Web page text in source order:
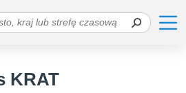
KRAT